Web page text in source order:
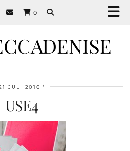
0
JULI 2016
USE4